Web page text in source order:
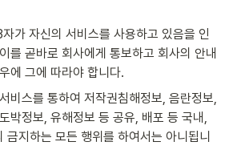
가 자신의 서비스를 사용하고 있음을 인
를 곧바로 회사에게 통보하고 회사의 안내
에 그에 따라야 합니다.
비스를 통하여 저작권침해정보, 음란정보,
박정보, 유해정보 등 공유, 배포 등 국내,
금지하는 모든 행위를 하여서는 아니됩니